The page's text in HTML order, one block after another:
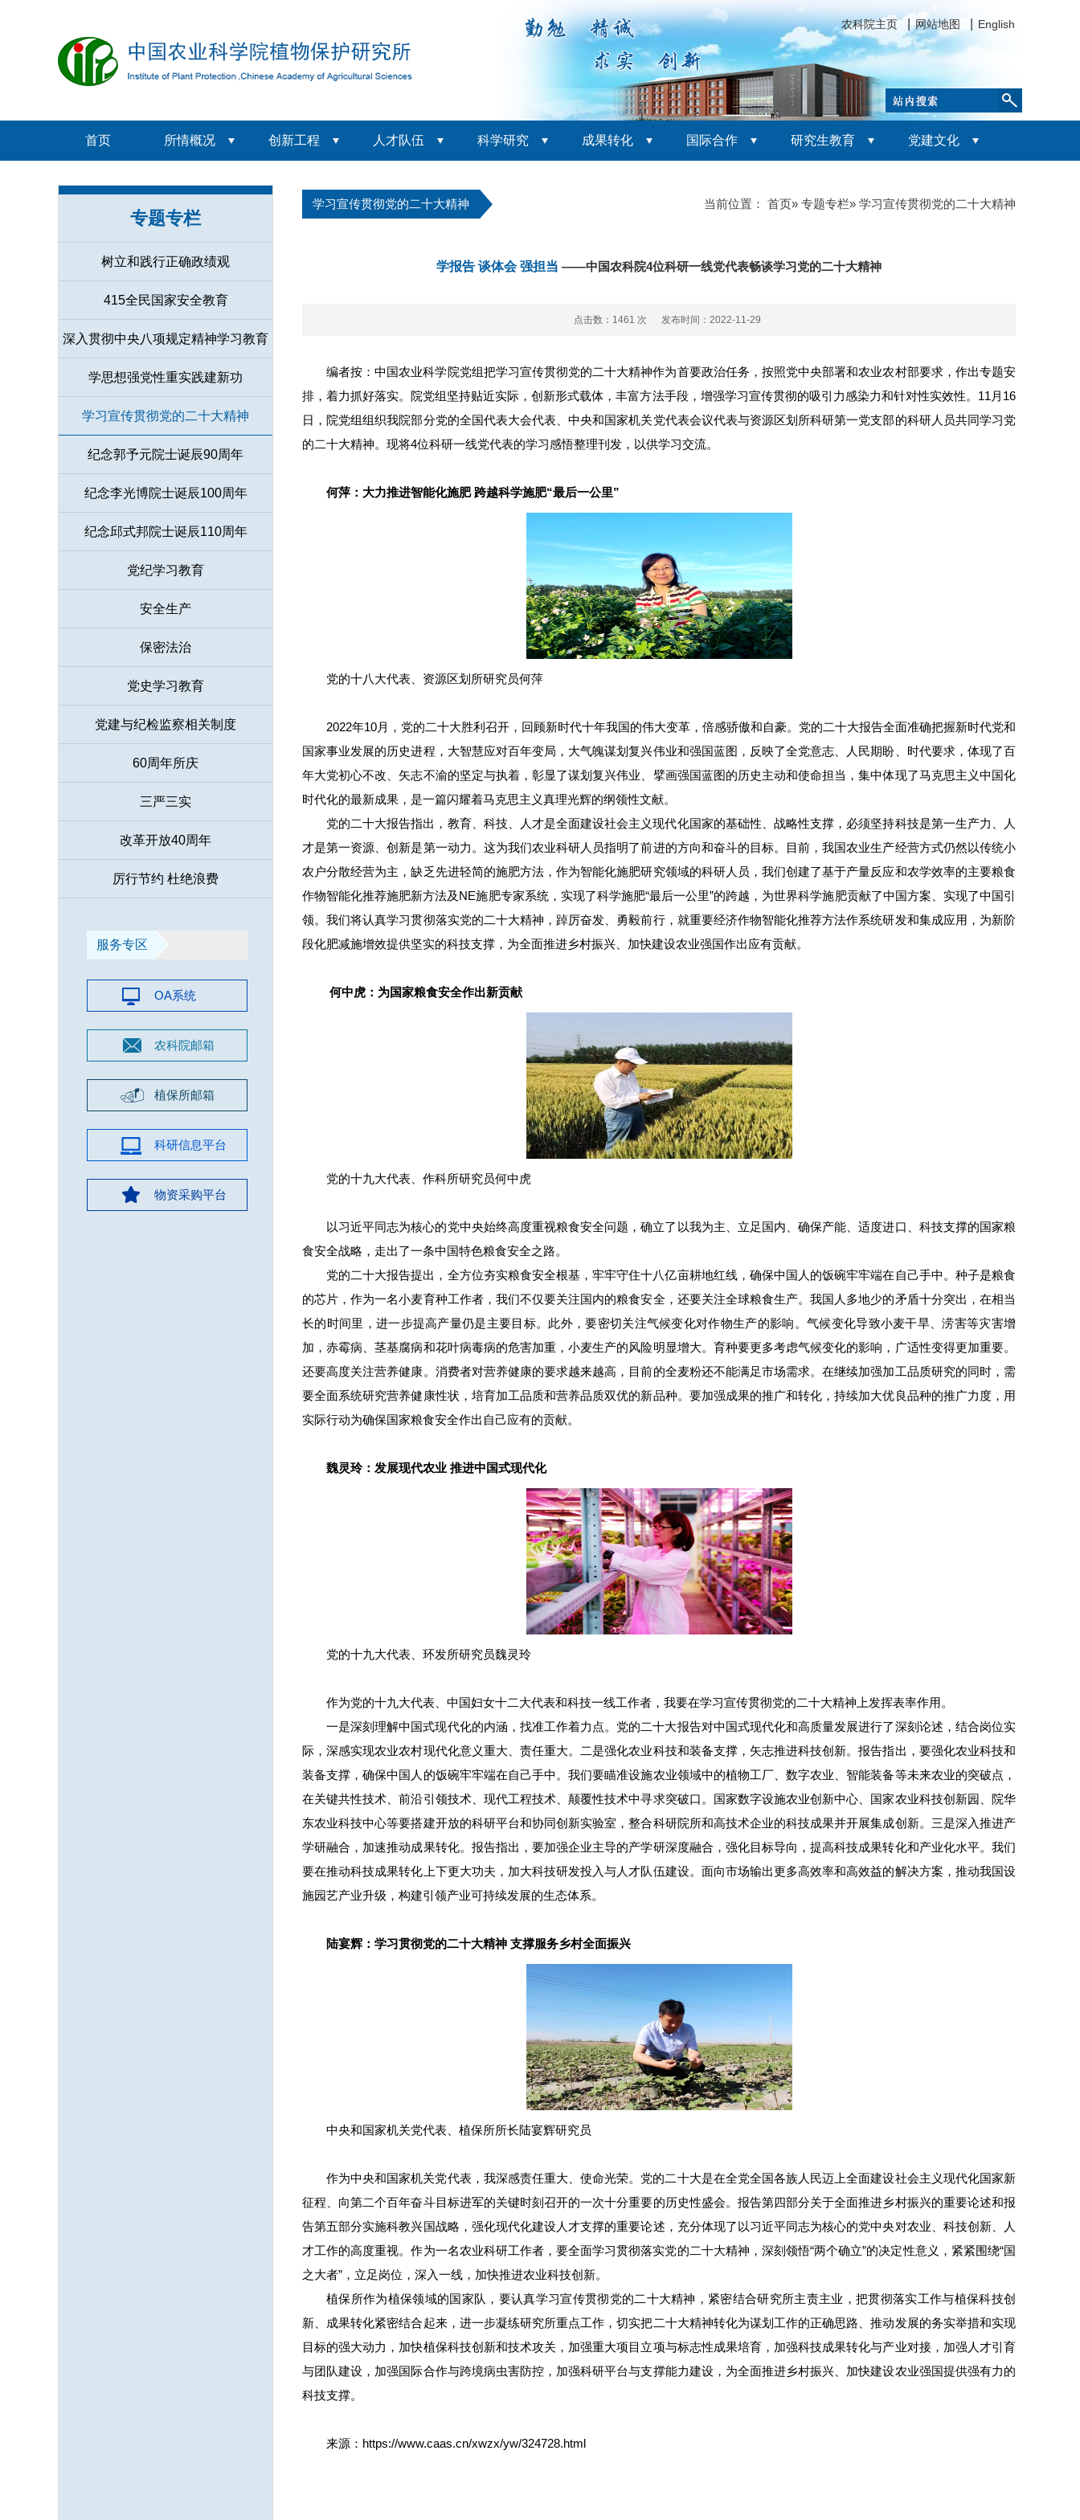
农科院主页 网站地图 English
首页 所情概况 创新工程 人才队伍 科学研究 成果转化 国际合作 研究生教育 党建文化
专题专栏
树立和践行正确政绩观
415全民国家安全教育
深入贯彻中央八项规定精神学习教育
学思想强党性重实践建新功
学习宣传贯彻党的二十大精神
纪念郭予元院士诞辰90周年
纪念李光博院士诞辰100周年
纪念邱式邦院士诞辰110周年
党纪学习教育
安全生产
保密法治
党史学习教育
党建与纪检监察相关制度
60周年所庆
三严三实
改革开放40周年
厉行节约 杜绝浪费
服务专区
OA系统
农科院邮箱
植保所邮箱
科研信息平台
物资采购平台
学习宣传贯彻党的二十大精神 当前位置： 首页» 专题专栏» 学习宣传贯彻党的二十大精神
学报告 谈体会 强担当 ——中国农科院4位科研一线党代表畅谈学习党的二十大精神
点击数： 1461 次 发布时间：2022-11-29
编者按：中国农业科学院党组把学习宣传贯彻党的二十大精神作为首要政治任务，按照党中央部署和农业农村部要求，作出专题安
排，着力抓好落实。院党组坚持贴近实际，创新形式载体，丰富方法手段，增强学习宣传贯彻的吸引力感染力和针对性实效性。11月16
日，院党组组织我院部分党的全国代表大会代表、中央和国家机关党代表会议代表与资源区划所科研第一党支部的科研人员共同学习党
的二十大精神。现将4位科研一线党代表的学习感悟整理刊发，以供学习交流。
何萍：大力推进智能化施肥 跨越科学施肥“最后一公里”
党的十八大代表、 资源区划所研究员何萍
2022年10月，党的二十大胜利召开，回顾新时代十年我国的伟大变革，倍感骄傲和自豪。党的二十大报告全面准确把握新时代党和
国家事业发展的历史进程，大智慧应对百年变局，大气魄谋划复兴伟业和强国蓝图，反映了全党意志、人民期盼、时代要求，体现了百
年大党初心不改、矢志不渝的坚定与执着，彰显了谋划复兴伟业、擘画强国蓝图的历史主动和使命担当，集中体现了马克思主义中国化
时代化的最新成果，是一篇闪耀着马克思主义真理光辉的纲领性文献。
党的二十大报告指出，教育、科技、人才是全面建设社会主义现代化国家的基础性、战略性支撑，必须坚持科技是第一生产力、人
才是第一资源、创新是第一动力。这为我们农业科研人员指明了前进的方向和奋斗的目标。目前，我国农业生产经营方式仍然以传统小
农户分散经营为主，缺乏先进轻简的施肥方法，作为智能化施肥研究领域的科研人员，我们创建了基于产量反应和农学效率的主要粮食
作物智能化推荐施肥新方法及NE施肥专家系统，实现了科学施肥“最后一公里”的跨越，为世界科学施肥贡献了中国方案、实现了中国引
领。我们将认真学习贯彻落实党的二十大精神，踔厉奋发、勇毅前行，就重要经济作物智能化推荐方法作系统研发和集成应用，为新阶
段化肥减施增效提供坚实的科技支撑，为全面推进乡村振兴、加快建设农业强国作出应有贡献。
何中虎：为国家粮食安全作出新贡献
党的十九大代表、 作科所研究员何中虎
以习近平同志为核心的党中央始终高度重视粮食安全问题，确立了以我为主、立足国内、确保产能、适度进口、科技支撑的国家粮
食安全战略，走出了一条中国特色粮食安全之路。
党的二十大报告提出，全方位夯实粮食安全根基，牢牢守住十八亿亩耕地红线，确保中国人的饭碗牢牢端在自己手中。种子是粮食
的芯片，作为一名小麦育种工作者，我们不仅要关注国内的粮食安全，还要关注全球粮食生产。我国人多地少的矛盾十分突出，在相当
长的时间里，进一步提高产量仍是主要目标。此外，要密切关注气候变化对作物生产的影响。气候变化导致小麦干旱、涝害等灾害增
加，赤霉病、茎基腐病和花叶病毒病的危害加重，小麦生产的风险明显增大。育种要更多考虑气候变化的影响，广适性变得更加重要。
还要高度关注营养健康。消费者对营养健康的要求越来越高，目前的全麦粉还不能满足市场需求。在继续加强加工品质研究的同时，需
要全面系统研究营养健康性状，培育加工品质和营养品质双优的新品种。要加强成果的推广和转化，持续加大优良品种的推广力度，用
实际行动为确保国家粮食安全作出自己应有的贡献。
魏灵玲：发展现代农业 推进中国式现代化
党的十九大代表、 环发所研究员魏灵玲
作为党的十九大代表、中国妇女十二大代表和科技一线工作者，我要在学习宣传贯彻党的二十大精神上发挥表率作用。
一是深刻理解中国式现代化的内涵，找准工作着力点。党的二十大报告对中国式现代化和高质量发展进行了深刻论述，结合岗位实
际，深感实现农业农村现代化意义重大、责任重大。二是强化农业科技和装备支撑，矢志推进科技创新。报告指出，要强化农业科技和
装备支撑，确保中国人的饭碗牢牢端在自己手中。我们要瞄准设施农业领域中的植物工厂、数字农业、智能装备等未来农业的突破点，
在关键共性技术、前沿引领技术、现代工程技术、颠覆性技术中寻求突破口。国家数字设施农业创新中心、国家农业科技创新园、院华
东农业科技中心等要搭建开放的科研平台和协同创新实验室，整合科研院所和高技术企业的科技成果并开展集成创新。三是深入推进产
学研融合，加速推动成果转化。报告指出，要加强企业主导的产学研深度融合，强化目标导向，提高科技成果转化和产业化水平。我们
要在推动科技成果转化上下更大功夫，加大科技研发投入与人才队伍建设。面向市场输出更多高效率和高效益的解决方案，推动我国设
施园艺产业升级，构建引领产业可持续发展的生态体系。
陆宴辉：学习贯彻党的二十大精神 支撑服务乡村全面振兴
中央和国家机关党代表、 植保所所长陆宴辉研究员
作为中央和国家机关党代表，我深感责任重大、使命光荣。党的二十大是在全党全国各族人民迈上全面建设社会主义现代化国家新
征程、向第二个百年奋斗目标进军的关键时刻召开的一次十分重要的历史性盛会。报告第四部分关于全面推进乡村振兴的重要论述和报
告第五部分实施科教兴国战略，强化现代化建设人才支撑的重要论述，充分体现了以习近平同志为核心的党中央对农业、科技创新、人
才工作的高度重视。作为一名农业科研工作者，要全面学习贯彻落实党的二十大精神，深刻领悟“两个确立”的决定性意义，紧紧围绕“国
之大者”，立足岗位，深入一线，加快推进农业科技创新。
植保所作为植保领域的国家队，要认真学习宣传贯彻党的二十大精神，紧密结合研究所主责主业，把贯彻落实工作与植保科技创
新、成果转化紧密结合起来，进一步凝练研究所重点工作，切实把二十大精神转化为谋划工作的正确思路、推动发展的务实举措和实现
目标的强大动力，加快植保科技创新和技术攻关，加强重大项目立项与标志性成果培育，加强科技成果转化与产业对接，加强人才引育
与团队建设，加强国际合作与跨境病虫害防控，加强科研平台与支撑能力建设，为全面推进乡村振兴、加快建设农业强国提供强有力的
科技支撑。
来源： https://www.caas.cn/xwzx/yw/324728.html